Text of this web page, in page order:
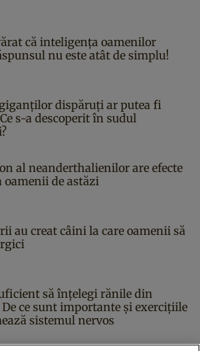
că inteligența oamenilor
nu este atât de simplu!
dispăruți ar putea fi
s-a descoperit în sudul
al neanderthalienilor are efecte
de astăzi
au creat câini la care oamenii să
să înțelegi rănile din
ce sunt importante și exercițiile
sistemul nervos